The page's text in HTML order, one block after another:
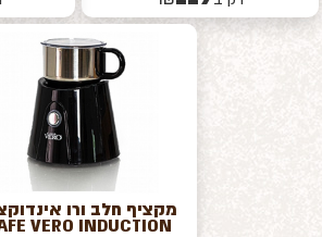
מקציף חלב ורו
VERO INDUCTION